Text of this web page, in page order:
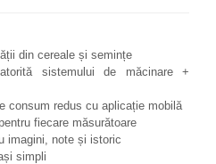
din cereale și semințe
sistemului de măcinare +
consum redus cu aplicație mobilă
fiecare măsurătoare
imagini, note și istoric
simpli